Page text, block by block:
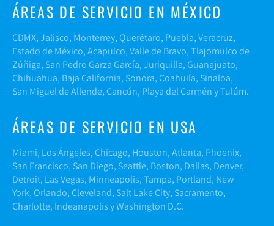
ÁREAS DE SERVICIO EN MÉXICO
CDMX, Jalisco, Monterrey, Querétaro, Puebla, Veracruz,
Estado de México, Acapulco, Valle de Bravo, Tlajomulco de
Zúñiga, San Pedro Garza García, Juriquilla, Guanajuato,
Chihuahua, Baja California, Sonora, Coahuila, Sinaloa,
San Miguel de Allende, Cancún, Playa del Carmén y Tulúm.
ÁREAS DE SERVICIO EN USA
Miami, Los Ángeles, Chicago, Houston, Atlanta, Phoenix,
San Francisco, San Diego, Seattle, Boston, Dallas, Denver,
Detroit, Las Vegas, Minneapolis, Tampa, Portland, New
York, Orlando, Cleveland, Salt Lake City, Sacramento,
Charlotte, Indeanapolis y Washington D.C.